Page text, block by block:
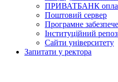
ПРИВАТБАНК
Поштовий сервер
Програмне
Інституційний
Сайти університету
Запитати у ректора